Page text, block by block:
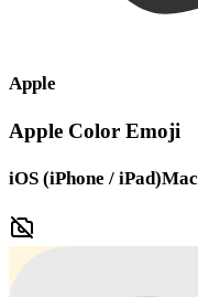
Apple
Apple Color Emoji
iOS (iPhone / iPad)Mac